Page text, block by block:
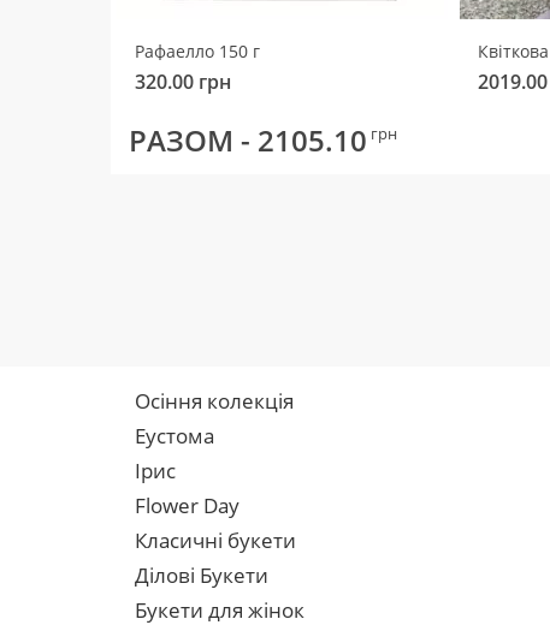
Рафаелло 150 г
320.00 грн 2019.00
РАЗОМ - 2105.10 грн
Осіння колекція
Еустома
Ірис
Flower Day
Класичні букети
Ділові Букети
Букети для жінок